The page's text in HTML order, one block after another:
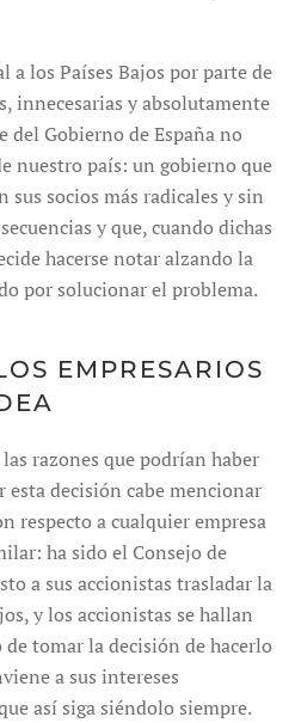
a los Países Bajos por parte de
innecesarias y absolutamente
Gobierno de España no
nuestro país: un gobierno que
socios más radicales y sin
y que, cuando dichas
hacerse notar alzando la
por solucionar el problema.
EMPRESARIOS
razones que podrían haber
decisión cabe mencionar
respecto a cualquier empresa
ha sido el Consejo de
a sus accionistas trasladar la
y los accionistas se hallan
tomar la decisión de hacerlo
a sus intereses
así siga siéndolo siempre.